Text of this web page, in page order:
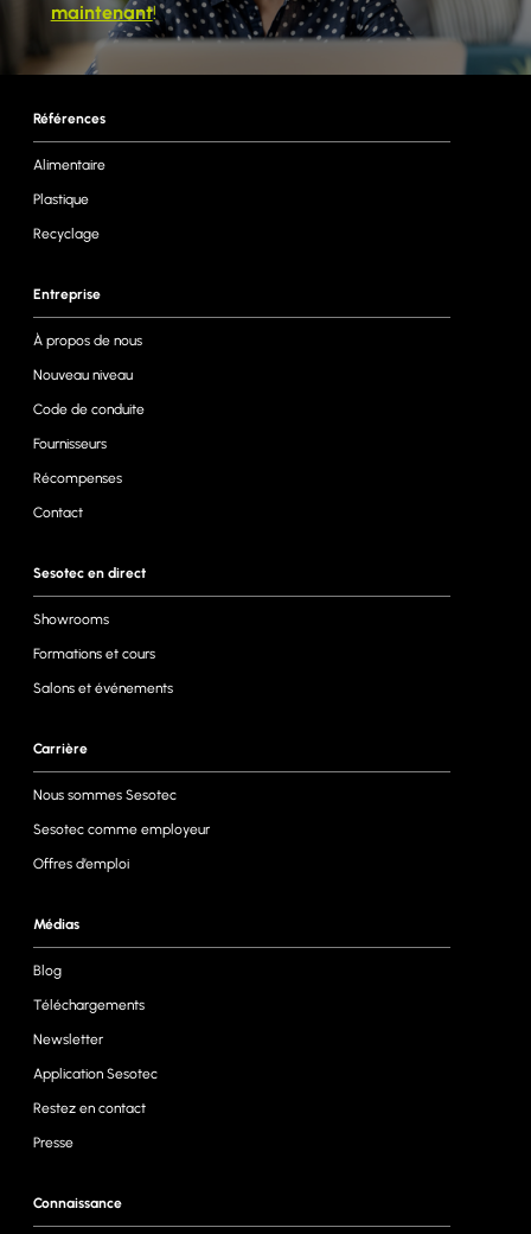
maintenant!
Références
Alimentaire
Plastique
Recyclage
Entreprise
À propos de nous
Nouveau niveau
Code de conduite
Fournisseurs
Récompenses
Contact
Sesotec en direct
Showrooms
Formations et cours
Salons et événements
Carrière
Nous sommes Sesotec
Sesotec comme employeur
Offres d’emploi
Médias
Blog
Téléchargements
Newsletter
Application Sesotec
Restez en contact
Presse
Connaissance